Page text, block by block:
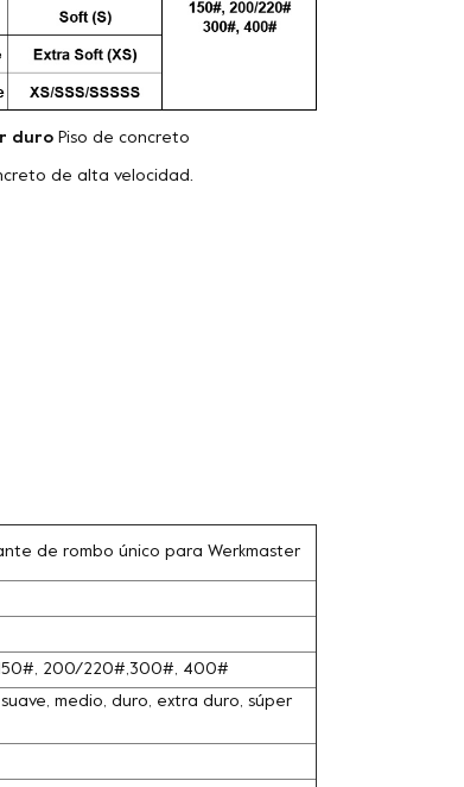
duro Piso de concreto
de alta velocidad.
de rombo único para Werkmaster
200/220#,300#, 400#
medio, duro, extra duro, súper